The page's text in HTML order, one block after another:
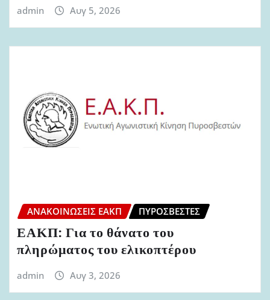
admin Αυγ 5, 2026
ΑΝΑΚΟΙΝΏΣΕΙΣ ΕΑΚΠ ΠΥΡΟΣΒΈΣΤΕΣ
ΕΑΚΠ: Για το θάνατο του
πληρώματος του ελικοπτέρου
admin Αυγ 3, 2026